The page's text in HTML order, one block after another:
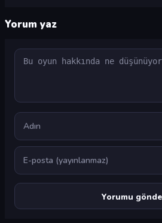
Yorum yaz
Yorum
Ad
E-posta